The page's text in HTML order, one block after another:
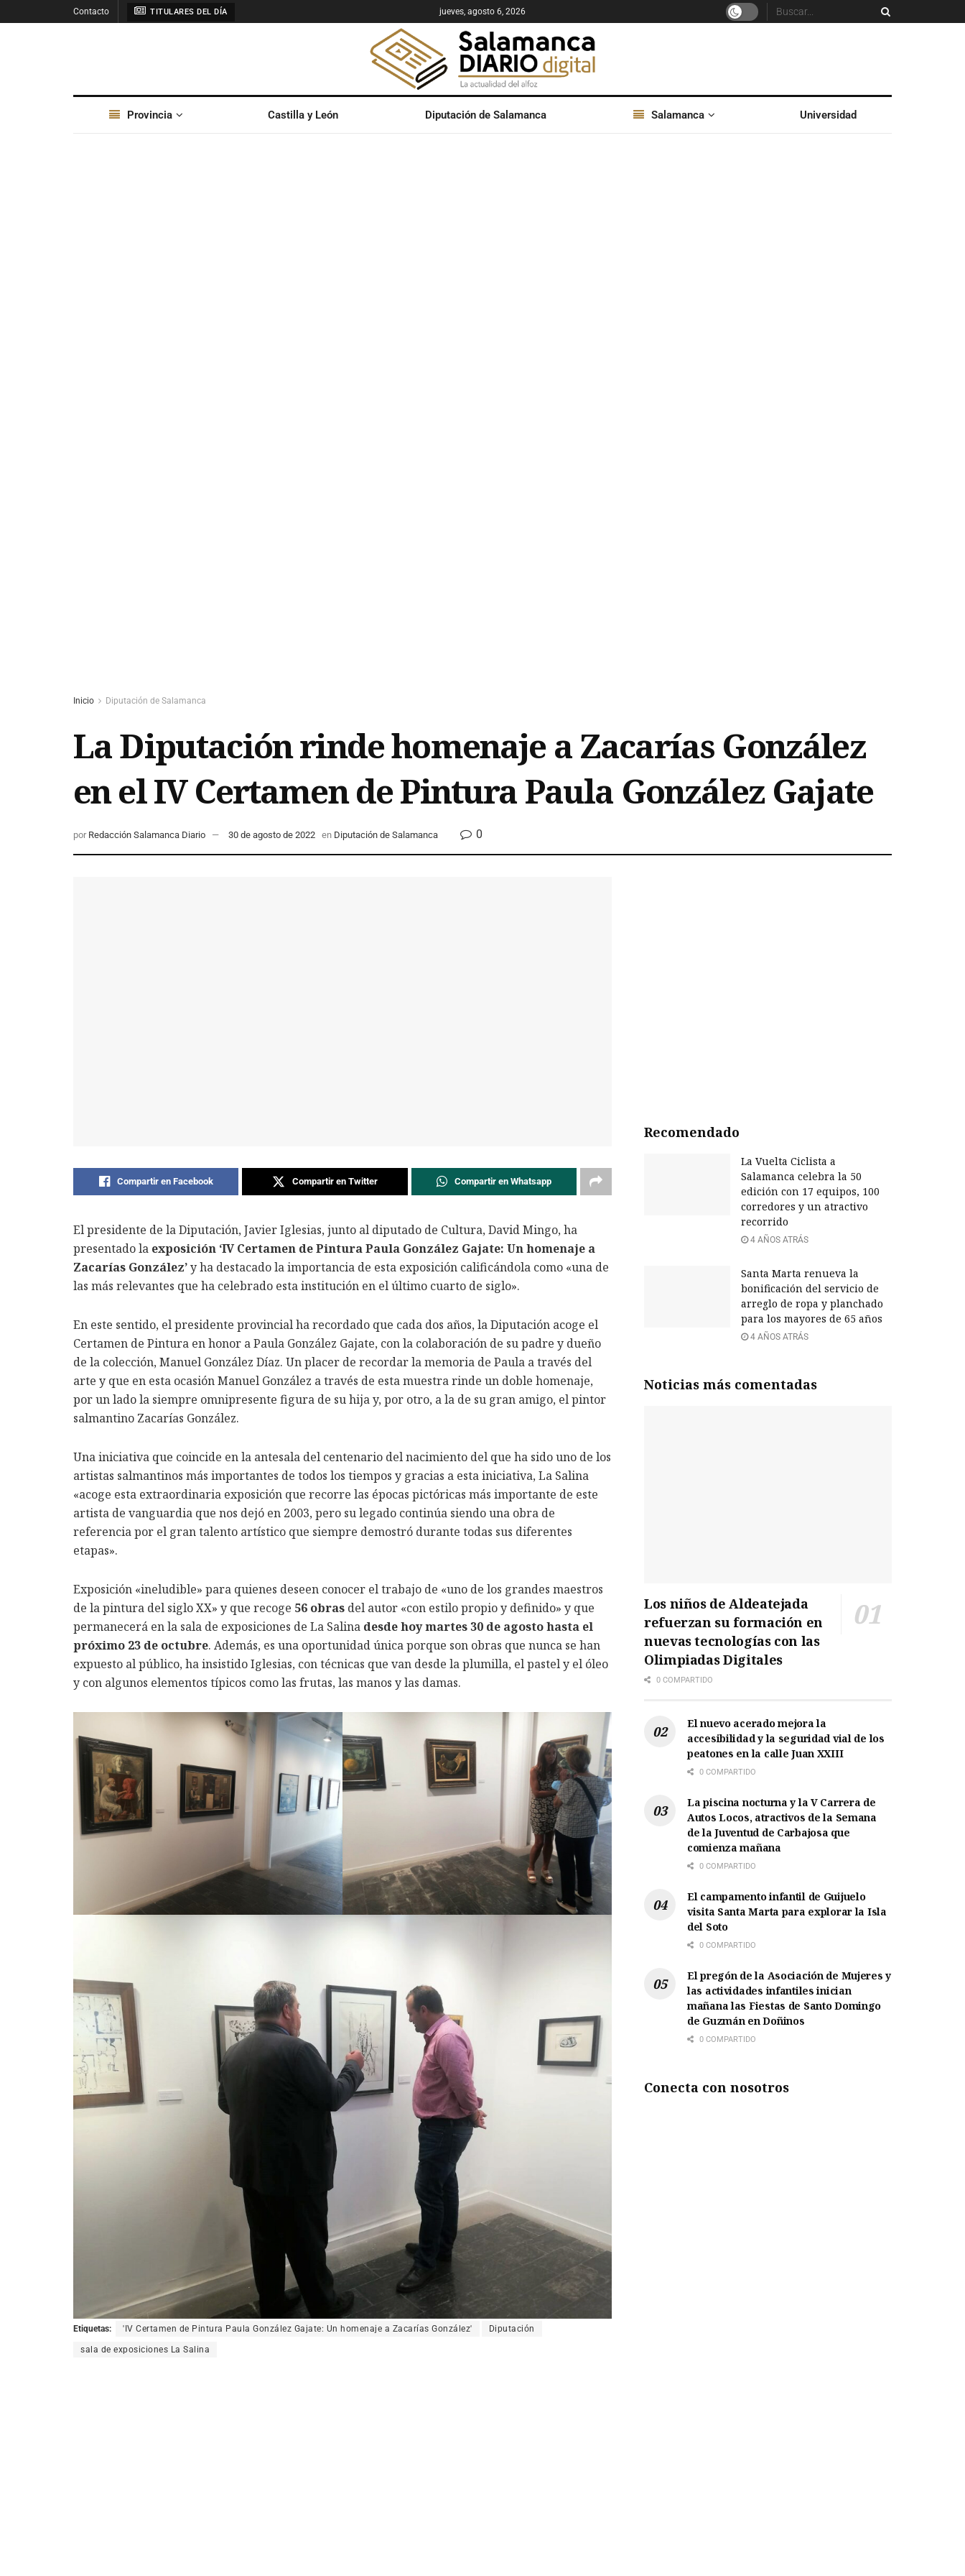
Contacto TITULARES DEL DÍA jueves, agosto 6, 2026
Provincia Castilla y León Diputación de Salamanca Salamanca Universidad
Inicio Diputación de Salamanca
La Diputación rinde homenaje a Zacarías González
en el IV Certamen de Pintura Paula González Gajate
por Redacción Salamanca Diario 30 de agosto de 2022 en Diputación de Salamanca 0
Compartir en Facebook Compartir en Twitter Compartir en Whatsapp
El presidente de la Diputación, Javier Iglesias, junto al diputado de Cultura, David Mingo, ha
presentado la exposición ‘IV Certamen de Pintura Paula González Gajate: Un homenaje a
Zacarías González’y ha destacado la importancia de esta exposición calificándola como «una de
las más relevantes que ha celebrado esta institución en el último cuarto de siglo».
En este sentido, el presidente provincial ha recordado que cada dos años, la Diputación acoge el
Certamen de Pintura en honor a Paula González Gajate, con la colaboración de su padre y dueño
de la colección, Manuel González Díaz. Un placer de recordar la memoria de Paula a través del
arte y que en esta ocasión Manuel González a través de esta muestra rinde un doble homenaje,
por un lado la siempre omnipresente figura de su hija y, por otro, a la de su gran amigo, el pintor
salmantino Zacarías González.
Una iniciativa que coincide en la antesala del centenario del nacimiento del que ha sido uno de los
artistas salmantinos más importantes de todos los tiempos y gracias a esta iniciativa, La Salina
«acoge esta extraordinaria exposición que recorre las épocas pictóricas más importante de este
artista de vanguardia que nos dejó en 2003, pero su legado continúa siendo una obra de
referencia por el gran talento artístico que siempre demostró durante todas sus diferentes
etapas».
Exposición «ineludible» para quienes deseen conocer el trabajo de «uno de los grandes maestros
de la pintura del siglo XX» y que recoge 56 obras del autor «con estilo propio y definido» y que
permanecerá en la sala de exposiciones de La Salina desde hoy martes 30 de agosto hasta el
próximo 23 de octubre. Además, es una oportunidad única porque son obras que nunca se han
expuesto al público, ha insistido Iglesias, con técnicas que van desde la plumilla, el pastel y el óleo
y con algunos elementos típicos como las frutas, las manos y las damas.
Etiquetas: 'IV Certamen de Pintura Paula González Gajate: Un homenaje a Zacarías González' Diputación
sala de exposiciones La Salina
Recomendado
La Vuelta Ciclista a
Salamanca celebra la 50
edición con 17 equipos, 100
corredores y un atractivo
recorrido
4 AÑOS ATRÁS
Santa Marta renueva la
bonificación del servicio de
arreglo de ropa y planchado
para los mayores de 65 años
4 AÑOS ATRÁS
Noticias más comentadas
Los niños de Aldeatejada
refuerzan su formación en
nuevas tecnologías con las
Olimpiadas Digitales
0 COMPARTIDO
El nuevo acerado mejora la
accesibilidad y la seguridad vial de los
peatones en la calle Juan XXIII
0 COMPARTIDO
La piscina nocturna y la V Carrera de
Autos Locos, atractivos de la Semana
de la Juventud de Carbajosa que
comienza mañana
0 COMPARTIDO
El campamento infantil de Guijuelo
visita Santa Marta para explorar la Isla
del Soto
0 COMPARTIDO
El pregón de la Asociación de Mujeres y
las actividades infantiles inician
mañana las Fiestas de Santo Domingo
de Guzmán en Doñinos
0 COMPARTIDO
Conecta con nosotros